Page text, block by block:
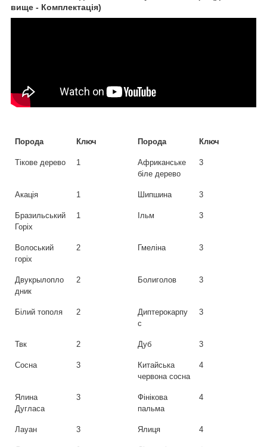
вище - Комплектація)
Порода Ключ Порода Ключ
Тікове дерево 1
Африканське
біле дерево
3
Акація 1 Шипшина 3
Бразильський
Горіх
1 Ільм 3
Волоський
горіх
2 Гмеліна 3
Двукрылопло
дник
2 Болиголов 3
Білий тополя 2
Диптерокарпу
с
3
Твк 2 Дуб 3
Сосна 3
Китайська
червона сосна
4
Ялина
Дугласа
3
Фінікова
пальма
4
Лауан 3 Ялиця 4